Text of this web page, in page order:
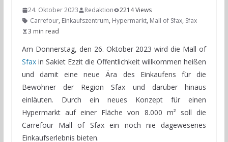
24. Oktober 2023 Redaktion
2214 Views
Carrefour, Einkaufszentrum, Hypermarkt, Mall of Sfax, Sfax
3 min read
Am Donnerstag, den 26. Oktober 2023 wird die Mall of
Sfaxin Sakiet Ezzit die Öffentlichkeit willkommen heißen
und damit eine neue Ära des Einkaufens für die
Bewohner der Region Sfax und darüber hinaus
einläuten. Durch ein neues Konzept für einen
Hypermarkt auf einer Fläche von 8.000 m² soll die
Carrefour Mall of Sfax ein noch nie dagewesenes
Einkaufserlebnis bieten.